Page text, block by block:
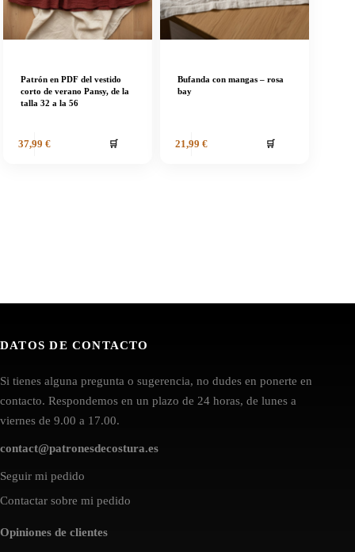
Patrón en PDF del vestido
corto de verano Pansy, de la
talla 32 a la 56
37,99 € 🛒
Bufanda con mangas – rosa
bay
21,99 € 🛒
DATOS DE CONTACTO
Si tienes alguna pregunta o sugerencia, no dudes en ponerte en
contacto. Respondemos en un plazo de 24 horas, de lunes a
viernes de 9.00 a 17.00.
contact@patronesdecostura.es
Seguir mi pedido
Contactar sobre mi pedido
Opiniones de clientes